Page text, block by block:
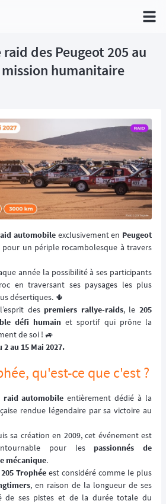
des Peugeot 205 au
humanitaire
automobile exclusivement en Peugeot
un périple rocambolesque à travers
année la possibilité à ses participants
en traversant ses paysages les plus
désertiques. 🌵
des premiers rallye-raids, le205
défi humain et sportif qui prône la
de soi ! 🚙
au 15 Mai 2027.
qu'est-ce que c'est ?
raid automobile entièrement dédié à la
rendue légendaire par sa victoire au
sa création en 2009, cet événement est
pour les passionnés de
mécanique.
205 Trophée est considéré comme le plus
, en raison de la longueur de ses
de ses pistes et de la durée totale du